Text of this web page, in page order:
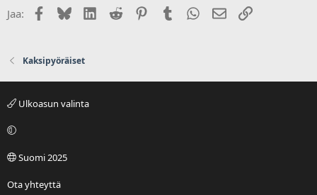
Jaa: Facebook
BlueskyLinkedIn
Reddit PinterestTumblr WhatsApp
Sähköposti
Linkki
Kaksipyöräiset
Ulkoasun valinta
Suomi 2025
Ota yhteyttä